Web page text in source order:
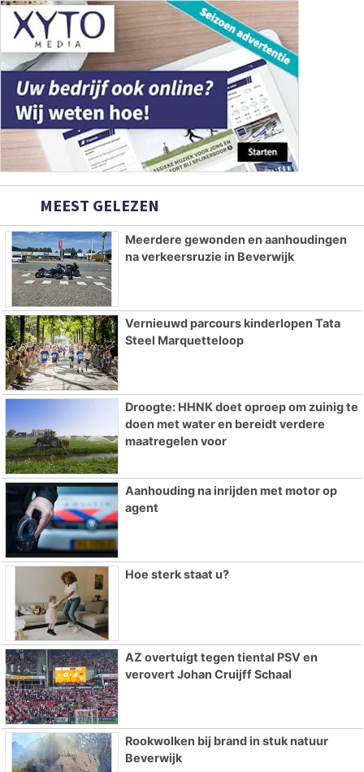
MEEST GELEZEN
Meerdere gewonden en aanhoudingen
na verkeersruzie in Beverwijk
Vernieuwd parcours kinderlopen Tata
Steel Marquetteloop
Droogte: HHNK doet oproep om zuinig te
doen met water en bereidt verdere
maatregelen voor
Aanhouding na inrijden met motor op
agent
Hoe sterk staat u?
AZ overtuigt tegen tiental PSV en
verovert Johan Cruijff Schaal
Rookwolken bij brand in stuk natuur
Beverwijk